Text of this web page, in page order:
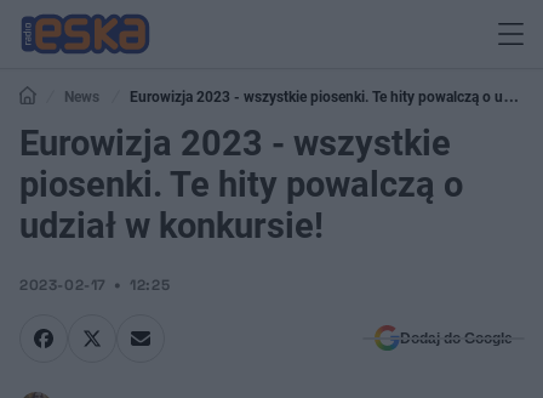
News
Eurowizja 2023 - wszystkie piosenki. Te hity powalczą o udział
w konkursie!
Eurowizja 2023 - wszystkie
piosenki. Te hity powalczą o
udział w konkursie!
2023-02-17 12:25
Dodaj do Google